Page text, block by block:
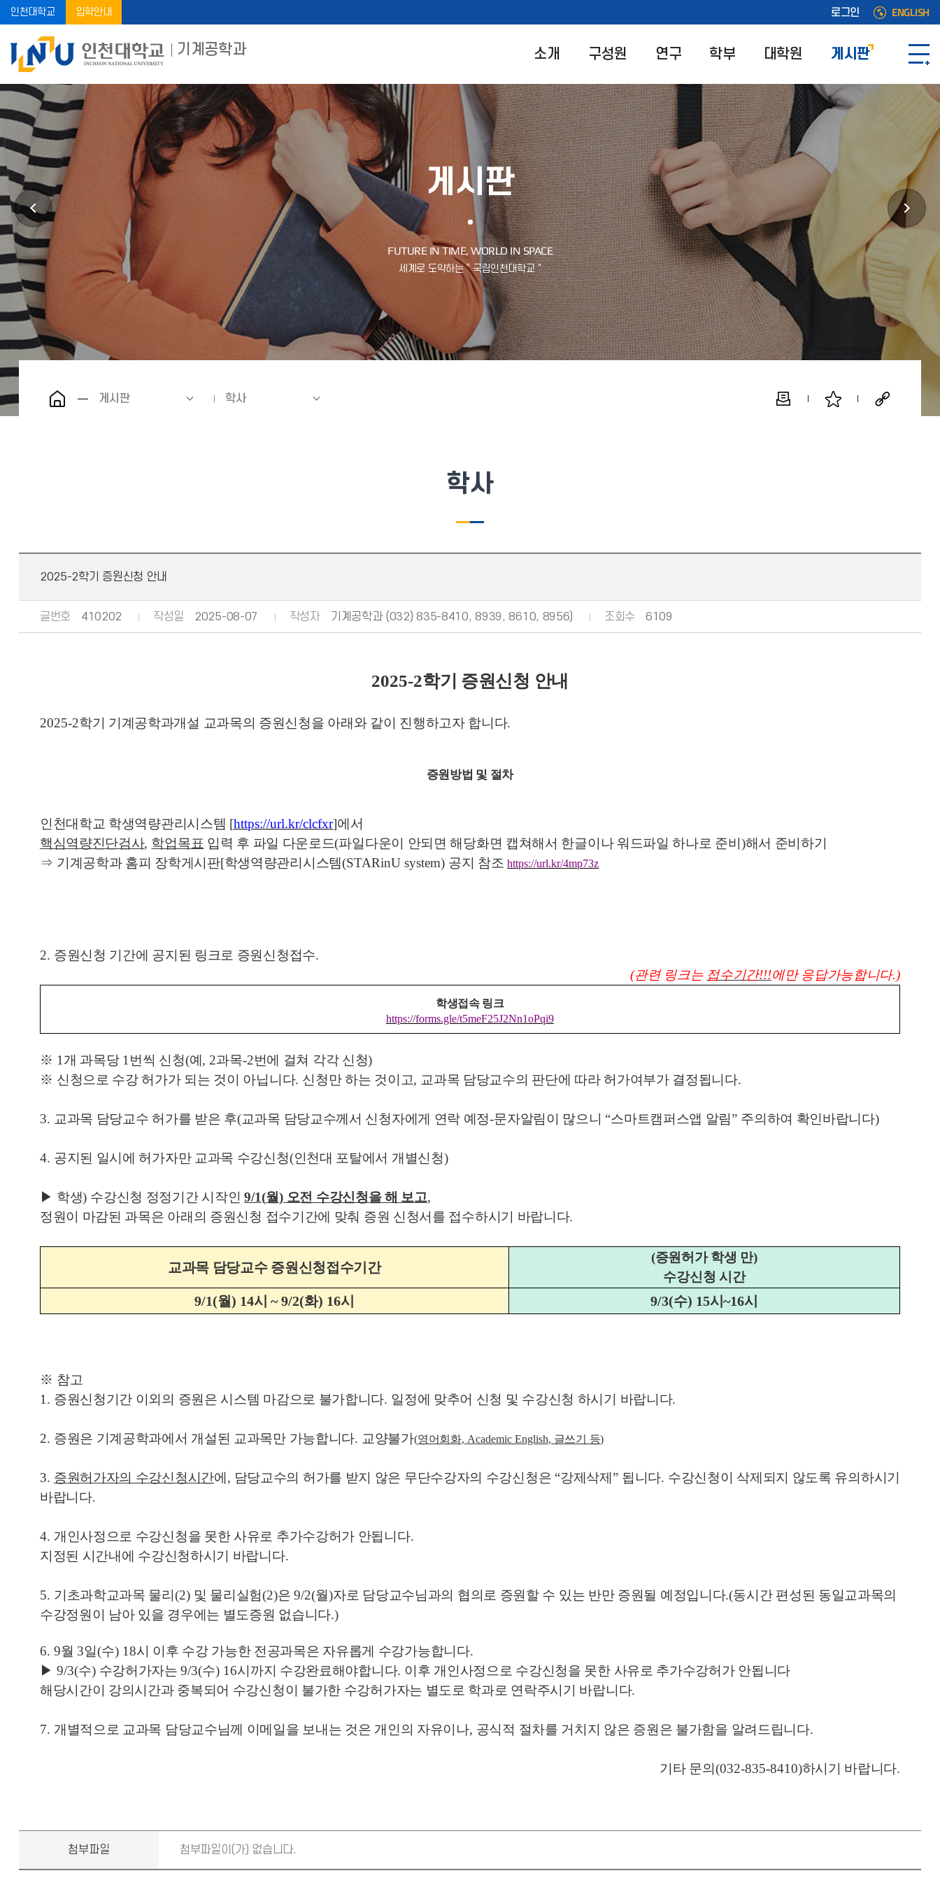
인천대학교 입학안내 로그인 ENGLISH
기계공학과 소개 구성원 연구 학부 대학원 게시판
게시판
게시판 학사
학사
2025-2학기 증원신청 안내
글번호 410202 작성일 2025-08-07 작성자 기계공학과 (032) 835-8410, 8939, 8610, 8956) 조회수 6109
2025-2학기 증원신청 안내
2025-2학기 기계공학과개설 교과목의 증원신청을 아래와 같이 진행하고자 합니다.
증원방법 및 절차
인천대학교 학생역량관리시스템 [https://url.kr/clcfxr]에서
핵심역량진단검사, 학업목표 입력 후 파일 다운로드(파일다운이 안되면 해당화면 캡쳐해서 한글이나 워드파일 하나로 준비)해서 준비하기
⇒ 기계공학과 홈피 장학게시판[학생역량관리시스템(STARinU system) 공지 참조https://url.kr/4mp73z
2. 증원신청 기간에 공지된 링크로 증원신청접수.
(관련 링크는 접수기간!!!에만 응답가능합니다.)
학생접속 링크
https://forms.gle/t5meF25J2Nn1oPqi9
※ 1 개 과목당 1 번씩 신청(예, 2과목-2번에 걸쳐 각각 신청)
※ 신청으로 수강 허가가 되는 것이 아닙니다. 신청만 하는 것이고, 교과목 담당교수의 판단에 따라 허가여부가 결정됩니다.
3. 교과목 담당교수 허가를 받은 후(교과목 담당교수께서 신청자에게 연락 예정-문자알림이 많으니 “스마트캠퍼스앱 알림” 주의하여 확인바랍니다)
4. 공지된 일시에 허가자만 교과목 수강신청(인천대 포탈에서 개별신청)
▶ 학생) 수강신청 정정기간 시작인9/1(월) 오전 수강신청을 해 보고,
정원이 마감된 과목은 아래의 증원신청 접수기간에 맞춰 증원 신청서를 접수하시기 바랍니다.
교과목 담당교수 증원신청접수기간
(증원허가 학생 만)
수강신청 시간
9/1(월) 14시~ 9/2(화) 16시 9/3(수) 15시~16시
※ 참고
1. 증원신청기간 이외의 증원은 시스템 마감으로 불가합니다. 일정에 맞추어 신청 및 수강신청 하시기 바랍니다.
2. 증원은 기계공학과에서 개설된 교과목만 가능합니다. 교양불가(영어회화, Academic English, 글쓰기 등)
3. 증원허가자의 수강신청시간에, 담당교수의 허가를 받지 않은 무단수강자의 수강신청은 “강제삭제” 됩니다. 수강신청이 삭제되지 않도록 유의하시기
바랍니다.
4. 개인사정으로 수강신청을 못한 사유로 추가수강허가 안됩니다.
지정된 시간내에 수강신청하시기 바랍니다.
5. 기초과학교과목 물리(2) 및 물리실험(2)은9/2(월)자로 담당교수님과의 협의로 증원할 수 있는 반만 증원될 예정입니다.(동시간 편성된 동일교과목의
수강정원이 남아 있을 경우에는 별도증원 없습니다.)
6. 9월 3일(수) 18시 이후 수강 가능한 전공과목은 자유롭게 수강가능합니다.
▶ 9/3(수) 수강허가자는9/3(수) 16시까지 수강완료해야합니다. 이후 개인사정으로 수강신청을 못한 사유로 추가수강허가 안됩니다
해당시간이 강의시간과 중복되어 수강신청이 불가한 수강허가자는 별도로 학과로 연락주시기 바랍니다.
7. 개별적으로 교과목 담당교수님께 이메일을 보내는 것은 개인의 자유이나, 공식적 절차를 거치지 않은 증원은 불가함을 알려드립니다.
기타 문의(032-835-8410)하시기 바랍니다.
첨부파일 첨부파일이(가) 없습니다.